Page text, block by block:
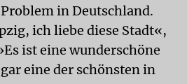
in Deutschland.
ich liebe diese Stadt«,
ist eine wunderschöne
eine der schönsten in